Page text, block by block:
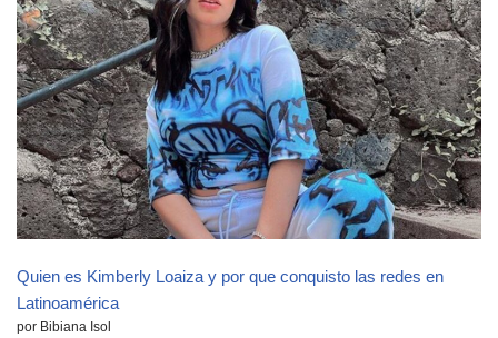
Quien es Kimberly Loaiza y por que conquisto las redes en
Latinoamérica
por Bibiana Isol